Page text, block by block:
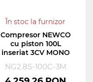
În stoc la furnizor
Compresor NEWCO
cu piston 100L
inseriat 3CV MONO
NG2.8S-100C-3M